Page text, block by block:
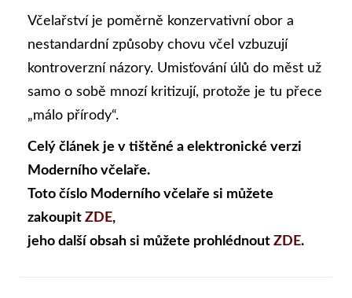
Včelařství je poměrně konzervativní obor a
nestandardní způsoby chovu včel vzbuzují
kontroverzní názory. Umisťování úlů do měst už
samo o sobě mnozí kritizují, protože je tu přece
„málo přírody“.
Celý článek je v tištěné a elektronické verzi
Moderního včelaře.
Toto číslo Moderního včelaře si můžete
zakoupit ZDE,
jeho další obsah si můžete prohlédnout ZDE.